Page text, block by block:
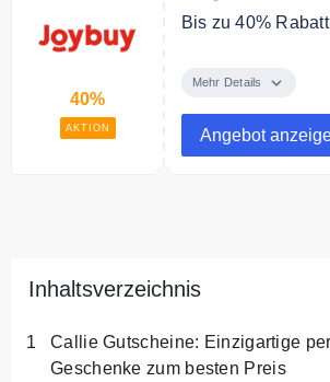
berücksichtigt
40%
AKTION
Bis zu 40%
Wohnmöbel
Only available for
Mehr Details
Angebot
Inhaltsverzeichnis
Callie Gutscheine: Einzigartige
Geschenke zum besten Preis